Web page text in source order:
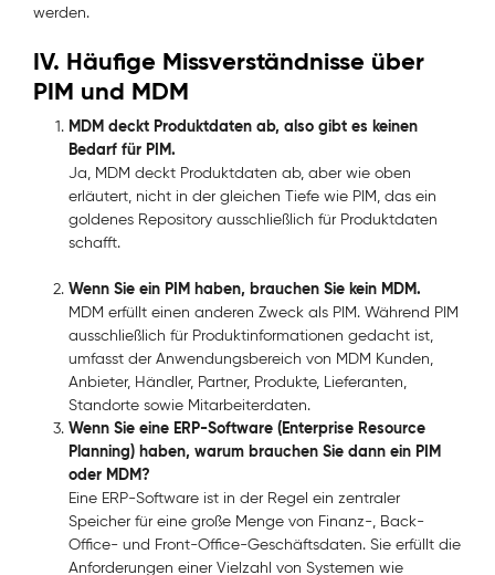
werden.
IV. Häufige Missverständnisse über
PIM und MDM
MDM deckt Produktdaten ab, also gibt es keinen
Bedarf für PIM.
Ja, MDM deckt Produktdaten ab, aber wie oben
erläutert, nicht in der gleichen Tiefe wie PIM, das ein
goldenes Repository ausschließlich für Produktdaten
schafft.
Wenn Sie ein PIM haben, brauchen Sie kein MDM.
MDM erfüllt einen anderen Zweck als PIM. Während PIM
ausschließlich für Produktinformationen gedacht ist,
umfasst der Anwendungsbereich von MDM Kunden,
Anbieter, Händler, Partner, Produkte, Lieferanten,
Standorte sowie Mitarbeiterdaten.
Wenn Sie eine ERP-Software (Enterprise Resource
Planning) haben, warum brauchen Sie dann ein PIM
oder MDM?
Eine ERP-Software ist in der Regel ein zentraler
Speicher für eine große Menge von Finanz-, Back-
Office- und Front-Office-Geschäftsdaten. Sie erfüllt die
Anforderungen einer Vielzahl von Systemen wie